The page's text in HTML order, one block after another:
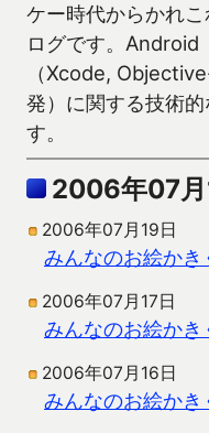
ケー時代からかれ
ログです。Android
（Xcode,
発）に関する技術
す。
2006年07
2006年07月19日
みんなのお絵かき
2006年07月17日
みんなのお絵かき
2006年07月16日
みんなのお絵かき